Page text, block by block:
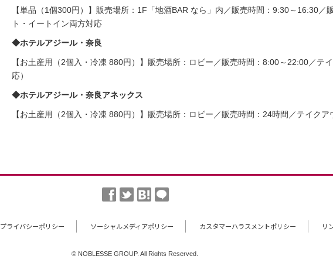
【単品（1個300円）】販売場所：1F「地酒BAR なら」内／販売時間：9:30～16:30／
ト・イートイン両方対応
◆ホテルアジール・奈良
【お土産用（2個入・冷凍 880円）】販売場所：ロビー／販売時間：8:00～22:00／テ
応）
◆ホテルアジール・奈良アネックス
【お土産用（2個入・冷凍 880円）】販売場所：ロビー／販売時間：24時間／テイクア
プライバシーポリシー ソーシャルメディアポリシー カスタマーハラスメントポリシー リ
© NOBLESSE GROUP. All Rights Reserved.